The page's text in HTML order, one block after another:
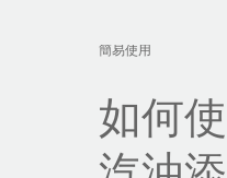
簡易使用
如何